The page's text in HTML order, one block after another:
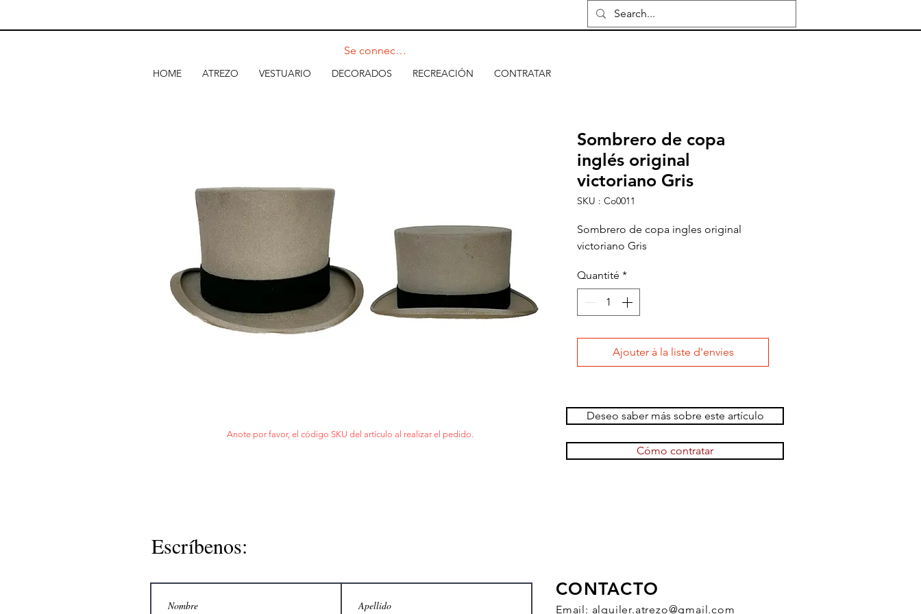
HOME ATREZO VESTUARIO DECORADOS RECREACIÓN CONTRATAR
Se connecter
Sombrero de copa
inglés original
victoriano Gris
SKU : Co0011
Sombrero de copa ingles original
victoriano Gris
Quantité *
Ajouter à la liste d'envies
Deseo saber más sobre este artículo
Anote por favor, el código SKU del artículo al realizar el pedido.
Cómo contratar
Escríbenos:
CONTACTO
Email: alquiler.atrezo@gmail.com